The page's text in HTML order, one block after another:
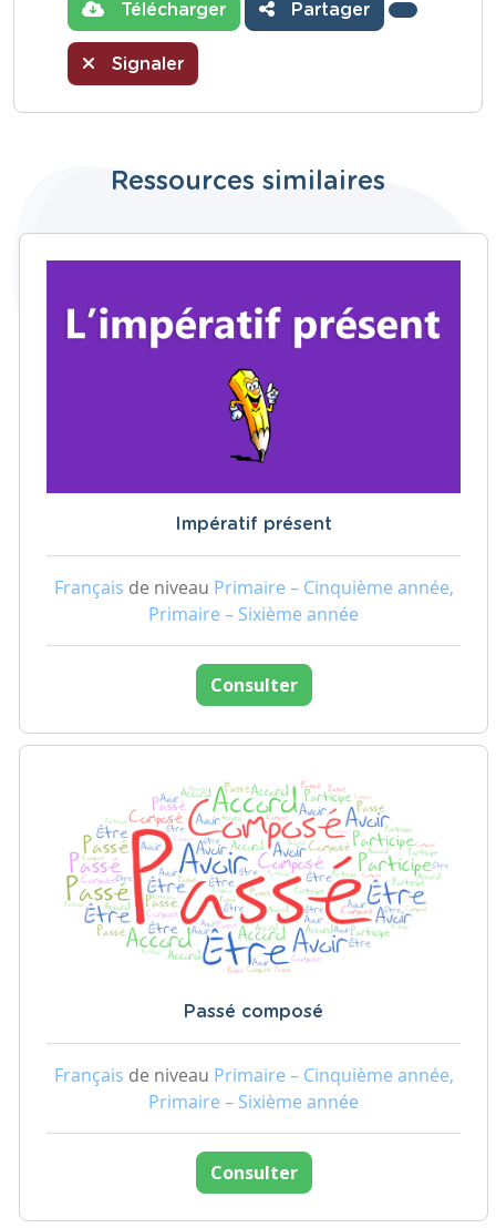
Télécharger Partager
Signaler
Ressources similaires
Impératif présent
Français de niveau Primaire – Cinquième année,
Primaire – Sixième année
Consulter
Passé composé
Français de niveau Primaire – Cinquième année,
Primaire – Sixième année
Consulter